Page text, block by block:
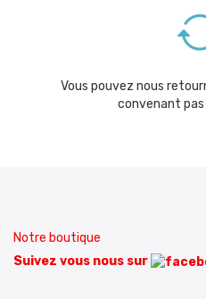
Vous pouvez nous
convenant pas
Notre boutique
Suivez vous nous sur